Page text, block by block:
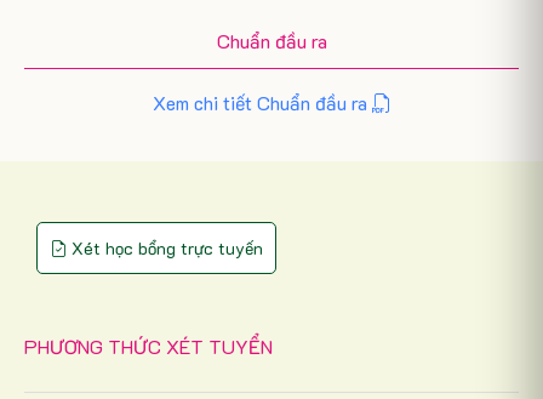
Chuẩn đầu ra
Xem chi tiết Chuẩn đầu ra
Xét học bổng trực tuyến
PHƯƠNG THỨC XÉT TUYỂN